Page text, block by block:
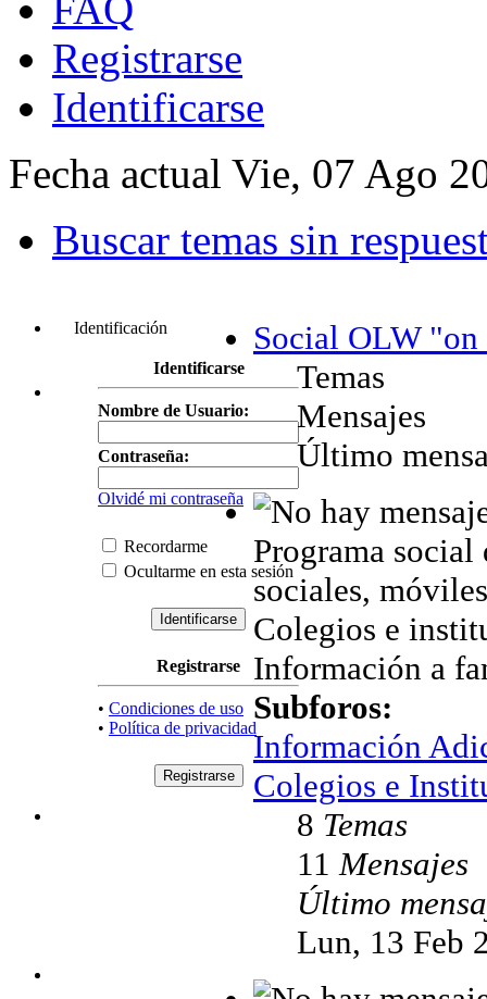
FAQ
Registrarse
Identificarse
Fecha actual Vie, 07 Ago
Buscar temas sin
Identificación
Identificarse
Nombre de Usuario:
Contraseña:
Olvidé mi contraseña
Recordarme
Ocultarme en esta sesión
Registrarse
• Condiciones de uso
• Política de privacidad
Social OLW
Temas
Mensajes
Último
Programa social
sociales,
Colegios e
Información a
Subforos:
Información
Colegios e
8 Temas
11Mensajes
Último
Lun, 13 Feb